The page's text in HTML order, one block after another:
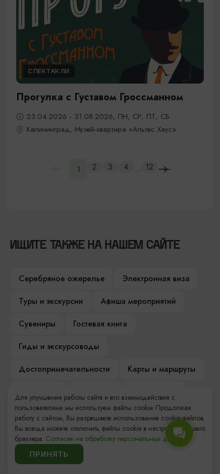
СПЕКТАКЛИ
Прогулка с Густавом Гроссманном
23.04.2026 - 31.08.2026, ПН, СР, ПТ, СБ
Калининград, Музей-квартира «Альтес Хаус»
1 2 3 4 ... 12
ИЩИТЕ ТАКЖЕ НА НАШЕМ САЙТЕ
Серебряное ожерелье
Электронная виза
Туры и экскурсии
Афиша мероприятий
Сувениры
Гостевая книга
Гиды и экскурсоводы
Достопримечательности
Карты и маршруты
Компас Балтийской кухни
Настоящий Калининградец
Музеи
Для улучшения работы сайта и его взаимодействия с
пользователями мы используем файлы cookie. Продолжая
работу с сайтом, Вы разрешаете использование cookie-файлов.
Вы всегда можете отключить файлы cookie в настройках Вашего
браузера. Согласие на обработку персональных данных.
ПРИНЯТЬ